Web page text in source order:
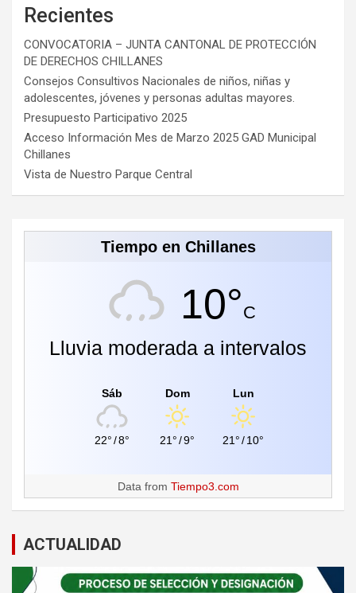
Recientes
CONVOCATORIA – JUNTA CANTONAL DE PROTECCIÓN
DE DERECHOS CHILLANES
Consejos Consultivos Nacionales de niños, niñas y
adolescentes, jóvenes y personas adultas mayores.
Presupuesto Participativo 2025
Acceso Información Mes de Marzo 2025 GAD Municipal
Chillanes
Vista de Nuestro Parque Central
Tiempo en Chillanes
10°C
Lluvia moderada a intervalos
Sáb
22°/8°
Dom
21°/9°
Lun
21°/10°
Data from Tiempo3.com
ACTUALIDAD